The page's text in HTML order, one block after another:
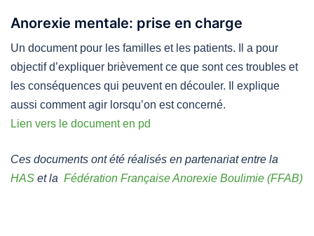
Anorexie mentale: prise en charge
Un document pour les familles et les patients. Il a pour
objectif d’expliquer brièvement ce que sont ces troubles et
les conséquences qui peuvent en découler. Il explique
aussi comment agir lorsqu’on est concerné.
Lien vers le document en pd
Ces documents ont été réalisés en partenariat entre la
HAS et la Fédération Française Anorexie Boulimie (FFAB)